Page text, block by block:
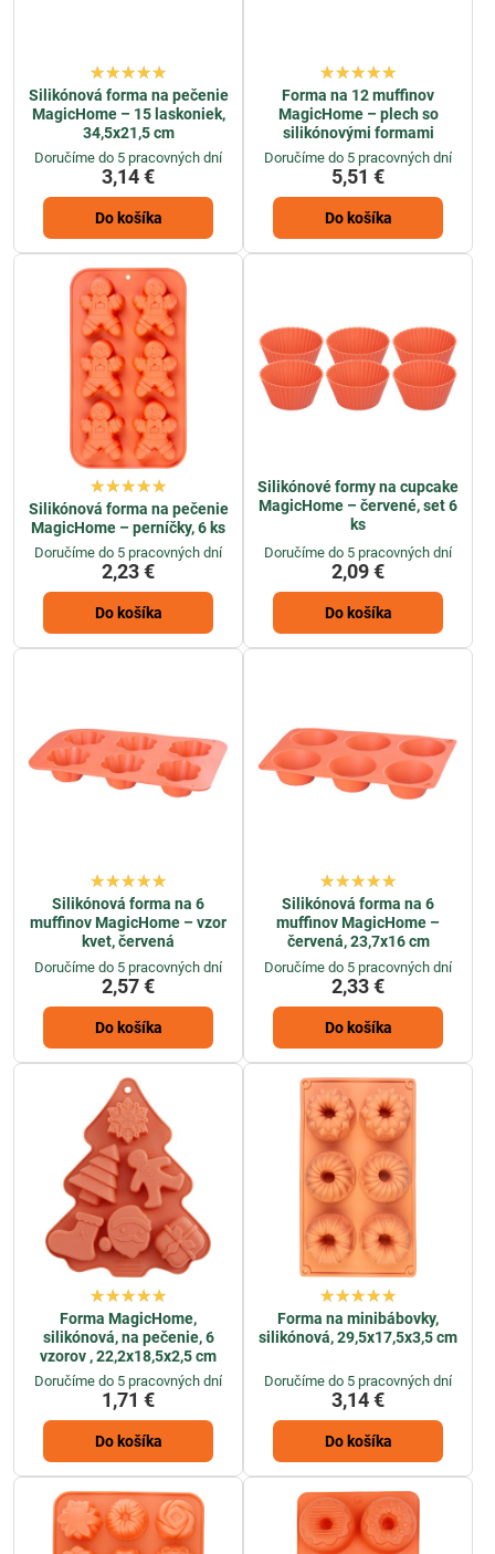
Silikónová forma na pečenie
MagicHome – 15 laskoniek,
34,5x21,5 cm
Doručíme do 5 pracovných dní
3,14 €
Do košíka
Forma na 12 muffinov
MagicHome – plech so
silikónovými formami
Doručíme do 5 pracovných dní
5,51 €
Do košíka
Silikónová forma na pečenie
MagicHome – perníčky, 6 ks
Doručíme do 5 pracovných dní
2,23 €
Do košíka
Silikónové formy na cupcake
MagicHome – červené, set 6
ks
Doručíme do 5 pracovných dní
2,09 €
Do košíka
Silikónová forma na 6
muffinov MagicHome – vzor
kvet, červená
Doručíme do 5 pracovných dní
2,57 €
Do košíka
Silikónová forma na 6
muffinov MagicHome –
červená, 23,7x16 cm
Doručíme do 5 pracovných dní
2,33 €
Do košíka
Forma MagicHome,
silikónová, na pečenie, 6
vzorov , 22,2x18,5x2,5 cm
Doručíme do 5 pracovných dní
1,71 €
Do košíka
Forma na minibábovky,
silikónová, 29,5x17,5x3,5 cm
Doručíme do 5 pracovných dní
3,14 €
Do košíka